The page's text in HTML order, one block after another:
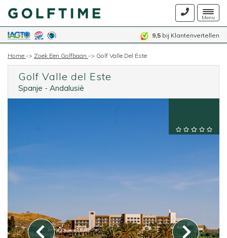
Menu
9,5 bij Klantenvertellen
Home -> Zoek Een Golfbaan -> Golf Valle Del Este
Golf Valle del Este
Spanje - Andalusië